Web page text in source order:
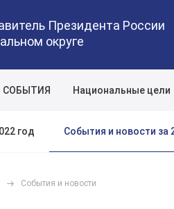
Президента России
округе
СОБЫТИЯ Национальные цели
год События и новости за
События и новости